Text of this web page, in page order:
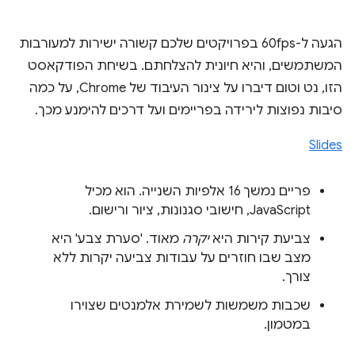
הגעה ל-60fps בפרויקטים שלכם קשורה ישירות למעורבות
המשתמשים, והיא חיונית להצלחתם. בשיחת הפודקאסט
הזו, נט וטום דיברו על צינור העיבוד של Chrome, על כמה
סיבות נפוצות לירידה בפריימים ועל דרכים להימנע מכך.
Slides
פריים נמשך 16 אלפיות השנייה. הוא מכיל
JavaScript, חישובי סגנונות, ציור ורישום.
צביעת קירות היאיקרה מאוד. 'סערת צבע' היא
מצב שבו חוזרים על עבודות צביעה יקרות ללא
צורך.
שכבות משמשות לשמירת אלמנטים שצוירו
במטמון.